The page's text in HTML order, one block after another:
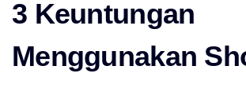
3 Keuntungan
Menggunakan